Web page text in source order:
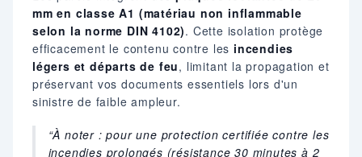
mm en classe A1 (matériau non inflammable
selon la norme DIN 4102). Cette isolation protège
efficacement le contenu contre les incendies
légers et départs de feu, limitant la propagation et
préservant vos documents essentiels lors d'un
sinistre de faible ampleur.
À noter : pour une protection certifiée contre les
incendies prolongés (résistance 30 minutes à 2